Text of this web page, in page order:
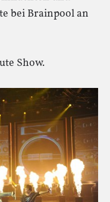
bei Brainpool an
Show.